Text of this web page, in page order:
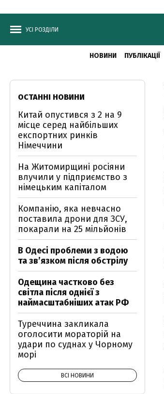
УСІ РОЗДІЛИ
НОВИНИ ПУБЛІКАЦІЇ
ОСТАННІ НОВИНИ
Китай опустився з 2 на 9
місце серед найбільших
експортних ринків
Німеччини
На Житомирщині росіяни
влучили у підприємство з
німецьким капіталом
Компанію, яка невчасно
поставила дрони для ЗСУ,
покарали на 25 мільйонів
В Одесі проблеми з водою
та звʼязком після обстрілу
Одещина частково без
світла після однієї з
наймасштабніших атак РФ
Туреччина закликала
оголосити мораторій на
удари по суднах у Чорному
морі
ВСІ НОВИНИ